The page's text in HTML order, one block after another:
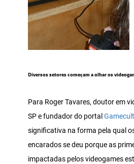
Diversos setores começam a olhar os
Para Roger Tavares, doutor em
SP e fundador do portal
significativa na forma pela qual
encarados se deu porque as
impactadas pelos videogames